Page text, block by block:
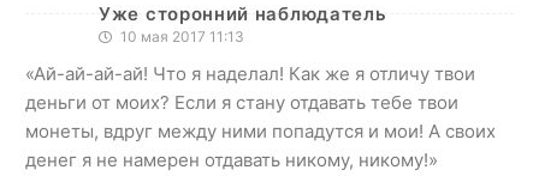
Уже сторонний наблюдатель
10 мая 2017 11:13
«Ай-ай-ай-ай! Что я наделал! Как же я отличу твои
деньги от моих? Если я стану отдавать тебе твои
монеты, вдруг между ними попадутся и мои! А своих
денег я не намерен отдавать никому, никому!»